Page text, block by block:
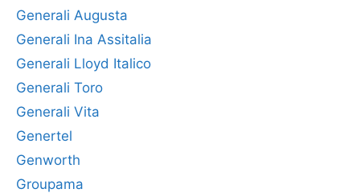
Generali Augusta
Generali Ina Assitalia
Generali Lloyd Italico
Generali Toro
Generali Vita
Genertel
Genworth
Groupama